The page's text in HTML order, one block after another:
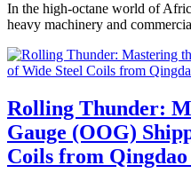
In the high-octane world of
heavy machinery and
Rolling Thunder:
Gauge (OOG)
Coils from